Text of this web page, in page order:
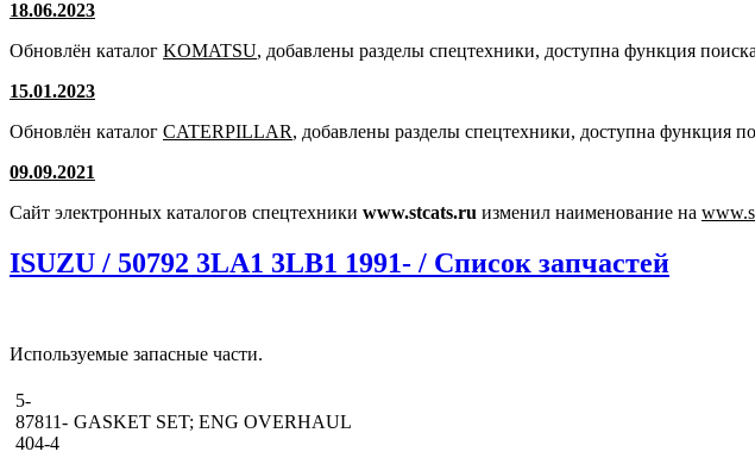
18.06.2023
Обновлён каталог KOMATSU, добавлены разделы спецтехники, доступна функция
15.01.2023
Обновлён каталог CATERPILLAR, добавлены разделы спецтехники, доступна функция
09.09.2021
Сайт электронных каталогов спецтехники www.stcats.ru изменил наименование на
ISUZU / 50792 3LA1 3LB1 1991- / Список запчастей
Используемые запасные части.
5-
87811-
404-4
GASKET SET; ENG OVERHAUL